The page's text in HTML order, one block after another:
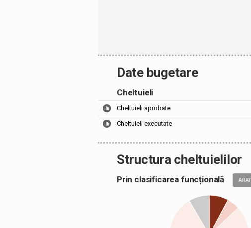
Date bugetare
Cheltuieli
Cheltuieli aprobate
Cheltuieli executate
Structura cheltuielilor
Prin clasificarea funcțională